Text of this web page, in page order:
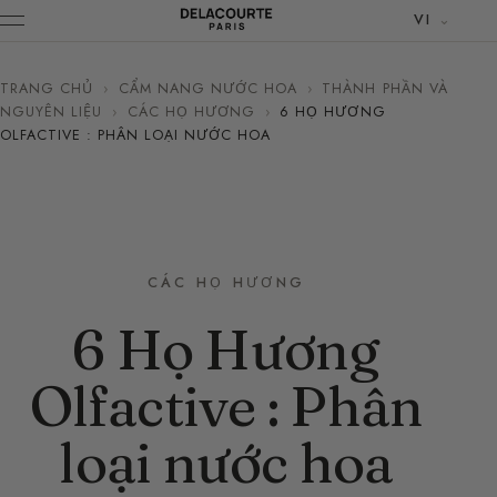
VI
TRANG CHỦ › CẨM NANG NƯỚC HOA › THÀNH PHẦN VÀ
NGUYÊN LIỆU
› CÁC HỌ HƯƠNG › 6 HỌ HƯƠNG
OLFACTIVE : PHÂN LOẠI NƯỚC HOA
CÁC HỌ HƯƠNG
6 Họ Hương
Olfactive : Phân
loại nước hoa